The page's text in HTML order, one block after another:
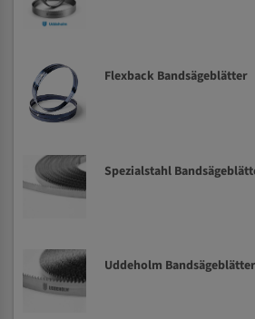
Flexback Bandsägeblätter
Spezialstahl
Uddeholm